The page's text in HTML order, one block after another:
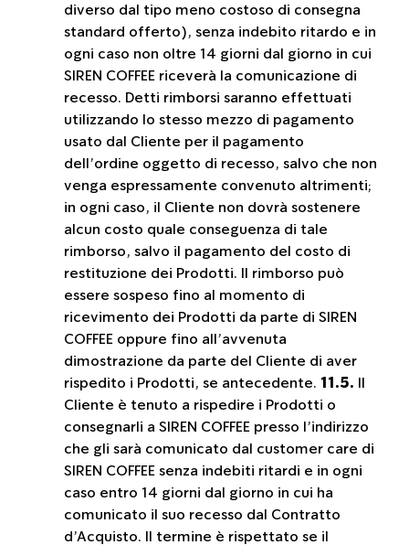
diverso dal tipo meno costoso di consegna
standard offerto), senza indebito ritardo e in
ogni caso non oltre 14 giorni dal giorno in cui
SIREN COFFEE riceverà la comunicazione di
recesso. Detti rimborsi saranno effettuati
utilizzando lo stesso mezzo di pagamento
usato dal Cliente per il pagamento
dell’ordine oggetto di recesso, salvo che non
venga espressamente convenuto altrimenti;
in ogni caso, il Cliente non dovrà sostenere
alcun costo quale conseguenza di tale
rimborso, salvo il pagamento del costo di
restituzione dei Prodotti. Il rimborso può
essere sospeso fino al momento di
ricevimento dei Prodotti da parte di SIREN
COFFEE oppure fino all’avvenuta
dimostrazione da parte del Cliente di aver
rispedito i Prodotti, se antecedente. 11.5.
Cliente è tenuto a rispedire i Prodotti o
consegnarli a SIREN COFFEE presso l’indirizzo
che gli sarà comunicato dal customer care di
SIREN COFFEE senza indebiti ritardi e in ogni
caso entro 14 giorni dal giorno in cui ha
comunicato il suo recesso dal Contratto
d’Acquisto. Il termine è rispettato se il